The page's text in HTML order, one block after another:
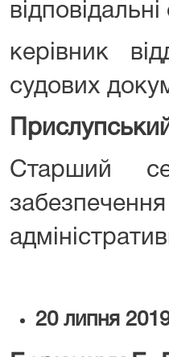
керівник
судових
Старший
20 липня